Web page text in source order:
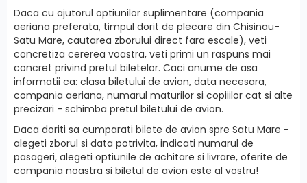
Daca cu ajutorul optiunilor suplimentare (compania
aeriana preferata, timpul dorit de plecare din Chisinau-
Satu Mare, cautarea zborului direct fara escale), veti
concretiza cererea voastra, veti primi un raspuns mai
concret privind pretul biletelor. Caci anume de asa
informatii ca: clasa biletului de avion, data necesara,
compania aeriana, numarul maturilor si copiiilor cat si alte
precizari - schimba pretul biletului de avion.
Daca doriti sa cumparati bilete de avion spre Satu Mare -
alegeti zborul si data potrivita, indicati numarul de
pasageri, alegeti optiunile de achitare si livrare, oferite de
compania noastra si biletul de avion este al vostru!